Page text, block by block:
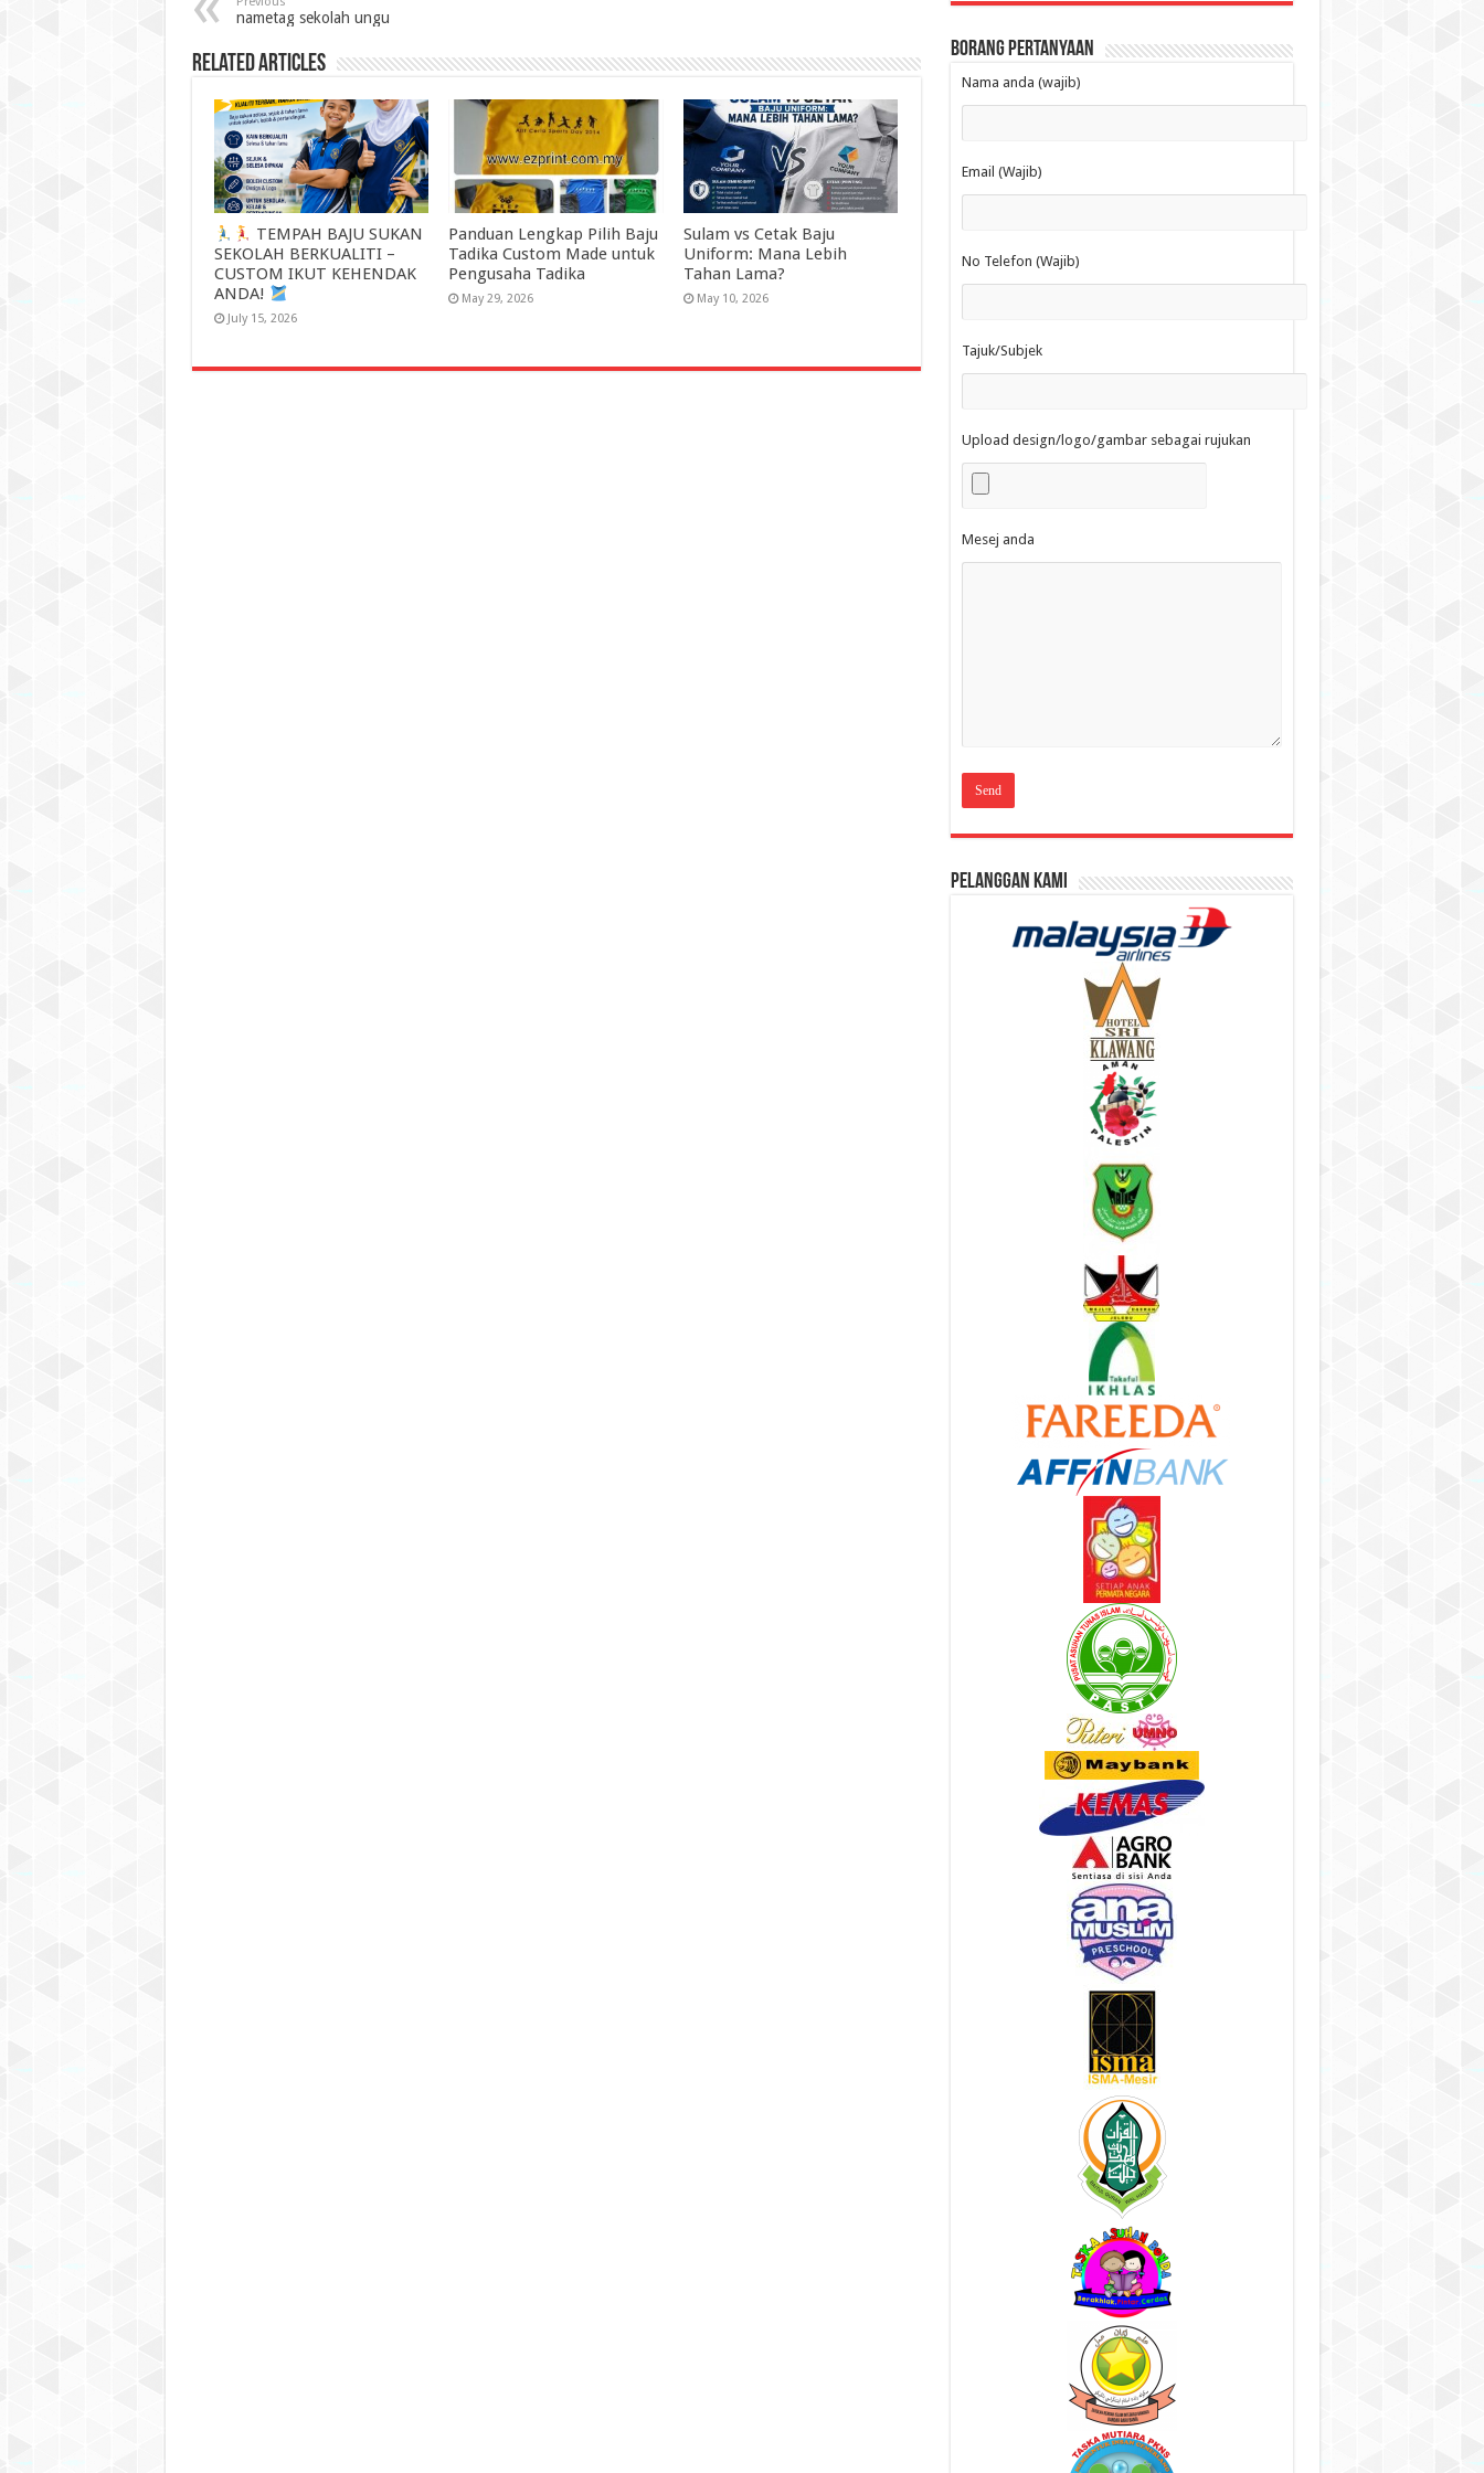
nametag sekolah ungu
Related Articles
TEMPAH BAJU SUKAN
SEKOLAH BERKUALITI –
CUSTOM IKUT KEHENDAK
ANDA!
July 15, 2026
Panduan Lengkap Pilih Baju
Tadika Custom Made untuk
Pengusaha Tadika
May 29, 2026
Sulam vs Cetak Baju
Uniform: Mana Lebih
Tahan Lama?
May 10, 2026
Borang Pertanyaan
Nama anda (wajib)
Email (Wajib)
No Telefon (Wajib)
Tajuk/Subjek
Upload design/logo/gambar sebagai rujukan
Mesej anda
Pelanggan Kami